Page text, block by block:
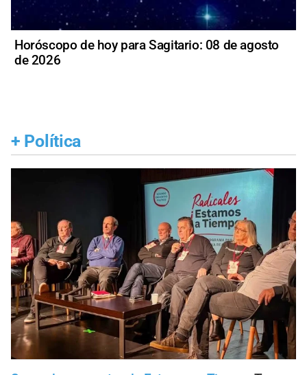
Horóscopo de hoy para Sagitario: 08 de agosto
de 2026
+ Política